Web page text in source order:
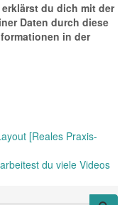
du dich mit der
Daten durch diese
in der
[Reales Praxis-
du viele Videos